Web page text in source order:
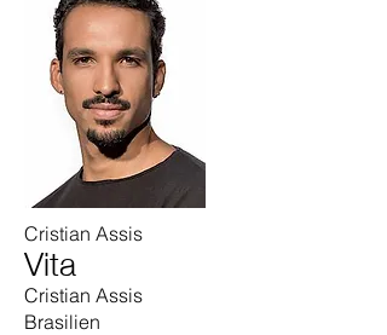
Cristian Assis
Vita
Cristian Assis
Brasilien